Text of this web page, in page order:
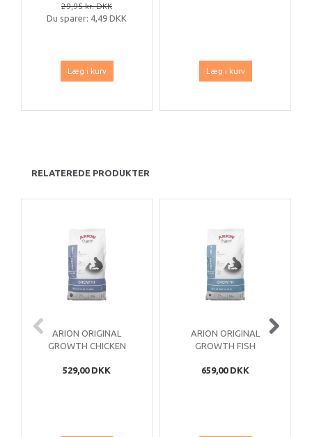
29,95 kr. DKK
Du sparer: 4,49 DKK
Læg i kurv Læg i kurv
RELATEREDE PRODUKTER
ARION ORIGINAL
GROWTH CHICKEN
529,00 DKK
ARION ORIGINAL
GROWTH FISH
659,00 DKK